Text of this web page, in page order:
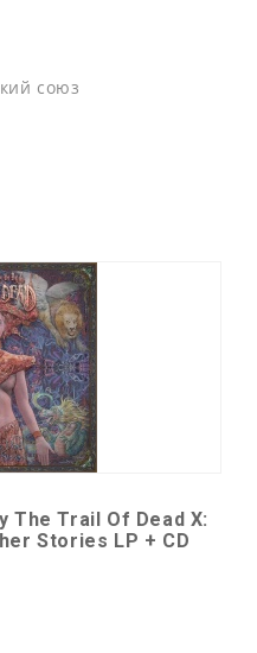
союз
The Trail Of Dead X:
Stories LP + CD